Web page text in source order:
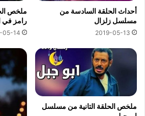
أحداث الحلقة السادسة من
مسلسل زلزال
2019-05-13
ملخص
رامز في
05-14
ملخص الحلقة التانية من مسلسل